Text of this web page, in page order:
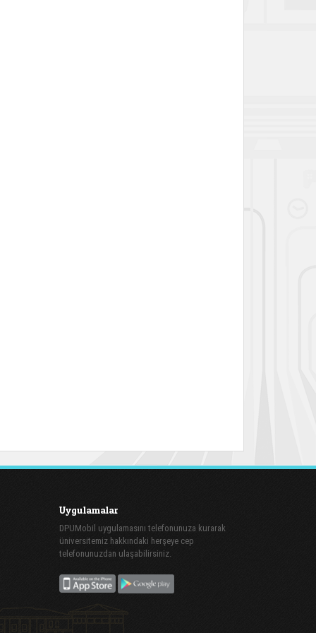
Uygulamalar
DPUMobil uygulamasını telefonunuza kurarak
üniversitemiz hakkındaki herşeye cep
telefonunuzdan ulaşabilirsiniz.